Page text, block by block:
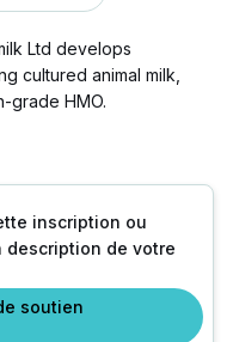
Ltd develops
cultured animal milk,
grade HMO.
inscription ou
description de votre
soutien